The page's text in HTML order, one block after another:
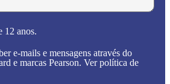
12 anos.
e-mails e mensagens através do
e marcas Pearson. Ver política de